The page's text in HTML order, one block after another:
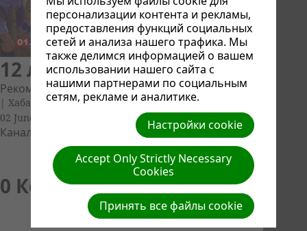
12 летний Иисус
Рекомендуемые Адвентисты ДВ
| Хабаровск. Лозовский С.А.
02 June, 2024
Канал:
0 Комментарийs
Добавить комментарий
персонализации контента и рекламы,
предоставления функций социальных
сетей и анализа нашего трафика. Мы
также делимся информацией о вашем
использовании нашего сайта с
нашими партнерами по социальным
сетям, рекламе и аналитике.
Настройки cookie
Accept Only Strictly Necessary
Cookies
Принять все файлы cookie